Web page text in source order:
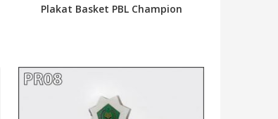
Plakat Basket PBL Champion